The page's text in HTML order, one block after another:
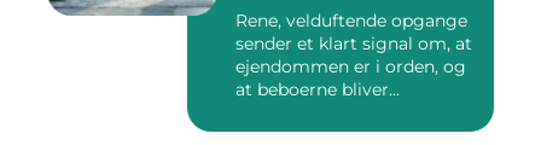
Rene, velduftende opgange
sender et klart signal om, at
ejendommen er i orden, og
at beboerne bliver...